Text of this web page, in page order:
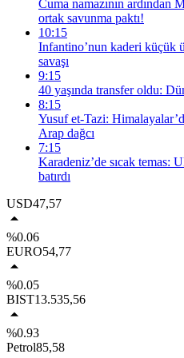
Cuma namazının ardından
ortak savunma paktı!
10:15
Infantino’nun kaderi küçük
savaşı
9:15
40 yaşında transfer oldu:
8:15
Yusuf et-Tazi:
Arap dağcı
7:15
Karadeniz’de sıcak temas:
batırdı
USD47,57
%0.06
EURO54,77
%0.05
BIST13.535,56
%0.93
Petrol85,58